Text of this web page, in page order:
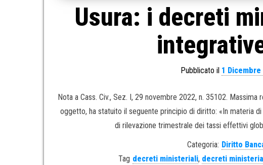
Usura: i decreti
Pubblicato il 1 Dicembre
Nota a Cass. Civ., Sez. I, 29 novembre 2022, n. 35102.
oggetto, ha statuito il seguente principio di diritto: «In materia
di rilevazione trimestrale dei tassi effettivi
Categoria: Diritto
Tag decreti ministeriali, decreti